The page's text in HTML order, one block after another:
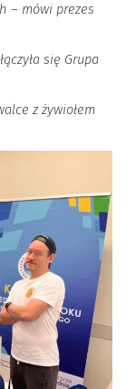
– mówi prezes
się Grupa
z żywiołem